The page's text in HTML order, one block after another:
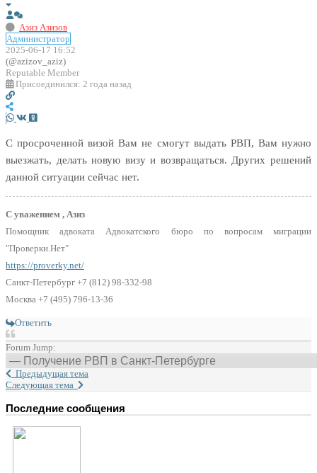
Азиз Азизов
Администратор
2025-06-17 16:52
(@azizov_aziz)
Reputable Member
Присоединился: 2 года назад
С просроченной визой Вам не смогут выдать РВП, Вам нужно
выезжать, делать новую визу и возвращаться. Других решений
данной ситуации сейчас нет.
С уважением , Азиз
Помощник адвоката Адвокатского бюро по вопросам миграции
"Проверки.Нет"
https://proverky.net/
Санкт-Петербург +7 (812) 98-332-98
Москва +7 (495) 796-13-36
Ответить
Forum Jump:
Предыдущая тема
Следующая тема
Последние сообщения